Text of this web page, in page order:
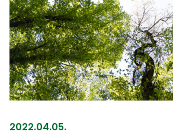
2022.04.05.